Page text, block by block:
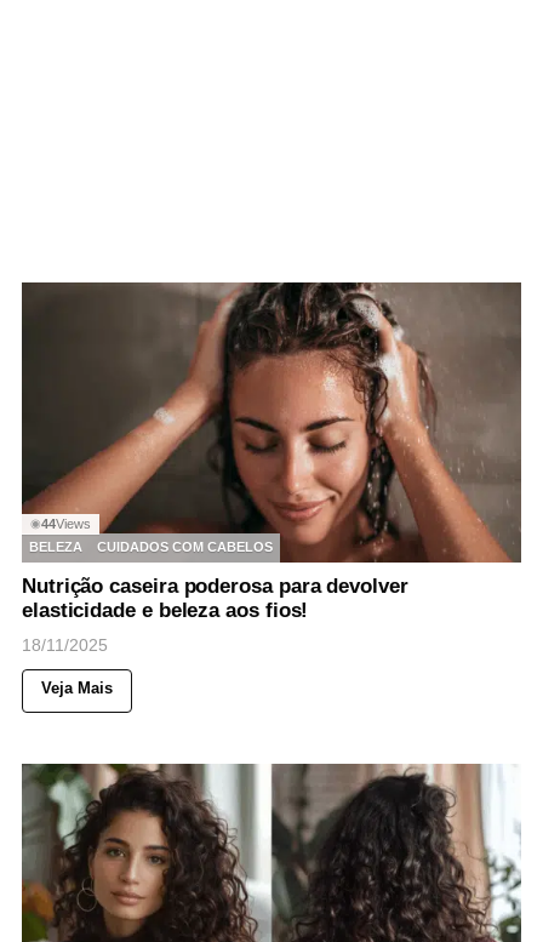
◉44Views
BELEZA
CUIDADOS COM CABELOS
Nutrição caseira poderosa para devolver
elasticidade e beleza aos fios!
18/11/2025
Veja Mais